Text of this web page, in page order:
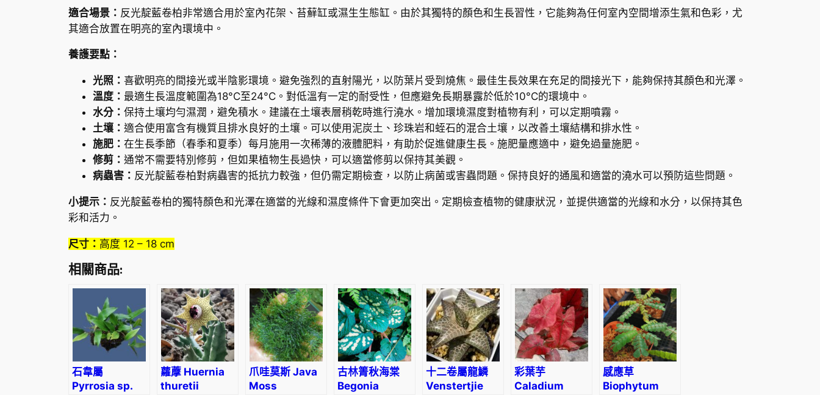
柏
e
n
P
a
c
o
k
m
o
s
s
(
S
適合場景： 反光靛藍卷柏非常適合用於室內花架、苔蘚缸或濕生生態缸。由於其獨特的顏色和生長習性，它能夠為任何室內空間增添生氣和色彩，尤
其適合放置在明亮的室內環境中。
養護要點：
光照： 喜歡明亮的間接光或半陰影環境。避免強烈的直射陽光，以防葉片受到燒焦。最佳生長效果在充足的間接光下，能夠保持其顏色和光澤。
溫度： 最適生長溫度範圍為18°C至24°C。對低溫有一定的耐受性，但應避免長期暴露於低於10°C的環境中。
水分： 保持土壤均勻濕潤，避免積水。建議在土壤表層稍乾時進行澆水。增加環境濕度對植物有利，可以定期噴霧。
土壤： 適合使用富含有機質且排水良好的土壤。可以使用泥炭土、珍珠岩和蛭石的混合土壤，以改善土壤結構和排水性。
施肥： 在生長季節（春季和夏季）每月施用一次稀薄的液體肥料，有助於促進健康生長。施肥量應適中，避免過量施肥。
修剪： 通常不需要特別修剪，但如果植物生長過快，可以適當修剪以保持其美觀。
病蟲害： 反光靛藍卷柏對病蟲害的抵抗力較強，但仍需定期檢查，以防止病菌或害蟲問題。保持良好的通風和適當的澆水可以預防這些問題。
小提示： 反光靛藍卷柏的獨特顏色和光澤在適當的光線和濕度條件下會更加突出。定期檢查植物的健康狀況，並提供適當的光線和水分，以保持其色
彩和活力。
尺寸： 高度 12 – 18 cm
相關商品:
石韋屬
Pyrrosia sp.
蘿藦 Huernia
thuretii
爪哇莫斯 Java
Moss
古林箐秋海棠
Begonia
十二卷屬龍鱗
Venstertjie
彩葉芋
Caladium
感應草
Biophytum